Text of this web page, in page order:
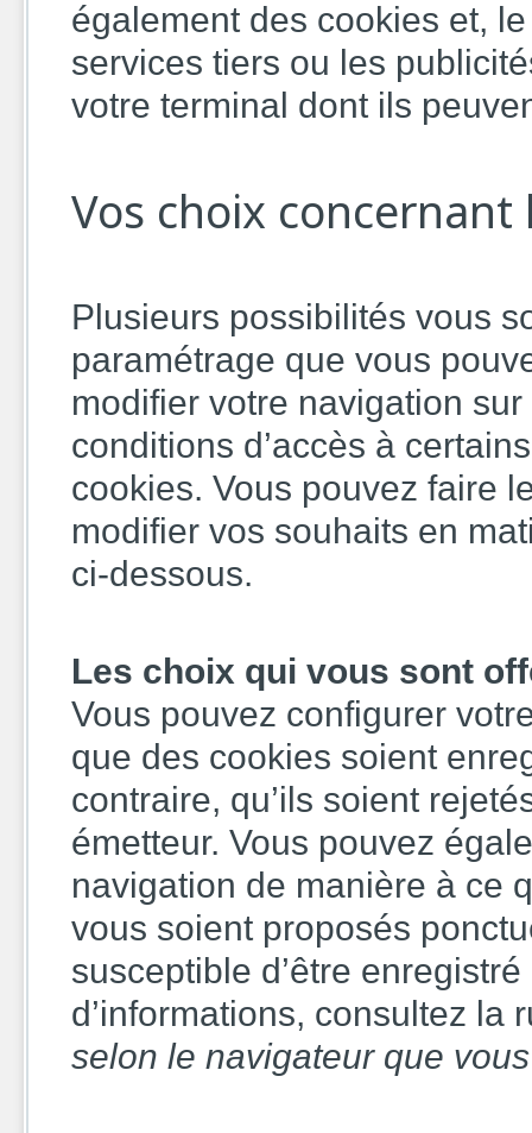
également des cookies et,
services tiers ou les
votre terminal dont ils
Vos choix concernant
Plusieurs possibilités vous
paramétrage que vous
modifier votre navigation
conditions d’accès à
cookies. Vous pouvez faire
modifier vos souhaits en
ci-dessous.
Les choix qui vous sont
Vous pouvez configurer
que des cookies soient
contraire, qu’ils soient
émetteur. Vous pouvez
navigation de manière à ce
vous soient proposés
susceptible d’être
d’informations, consultez la
selon le navigateur que